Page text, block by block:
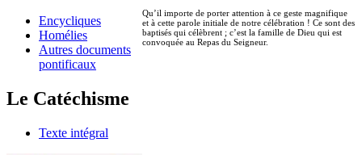
Encycliques
Homélies
Autres documents
pontificaux
Le Catéchisme
Texte intégral
Qu’il importe de porter attention à ce geste magnifique
et à cette parole initiale de notre célébration ! Ce sont des
baptisés qui célèbrent ; c’est la famille de Dieu qui est
convoquée au Repas du Seigneur.